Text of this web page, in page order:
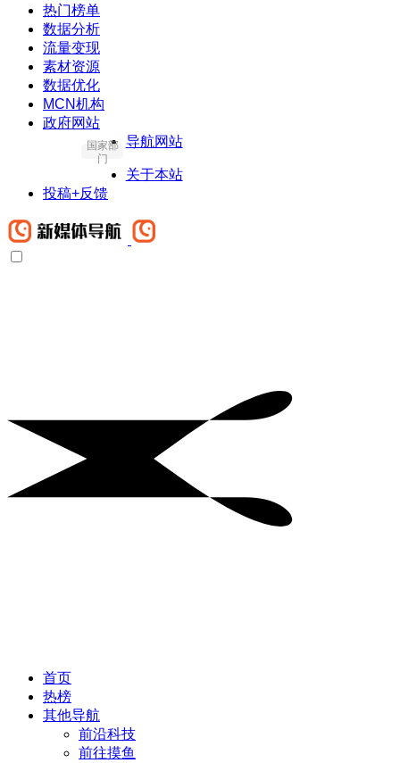
热门榜单
数据分析
流量变现
素材资源
数据优化
MCN机构
政府网站
国家部
门
导航网站
关于本站
投稿+反馈
首页
热榜
其他导航
前沿科技
前往摸鱼